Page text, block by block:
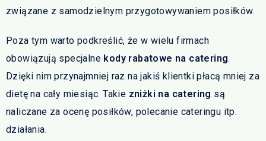
związane z samodzielnym przygotowywaniem posiłków.
Poza tym warto podkreślić, że w wielu firmach
obowiązują specjalne kody rabatowe na catering.
Dzięki nim przynajmniej raz na jakiś klientki płacą mniej za
dietę na cały miesiąc. Takie zniżki na catering są
naliczane za ocenę posiłków, polecanie cateringu itp.
działania.